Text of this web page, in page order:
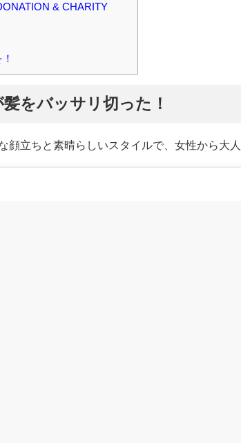
& CHARITY
をバッサリ切った！
顔立ちと素晴らしいスタイルで、女性から大